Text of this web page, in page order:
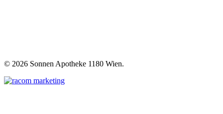
© 2026 Sonnen Apotheke 1180 Wien.